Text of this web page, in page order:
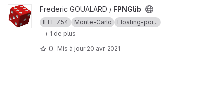
Afficher le projet FPNGlib
Frederic GOUALARD / FPNGlib
IEEE 754 Monte-Carlo
Floating-poi...
+ 1 de plus
0 Mis à jour 20 avr. 2021